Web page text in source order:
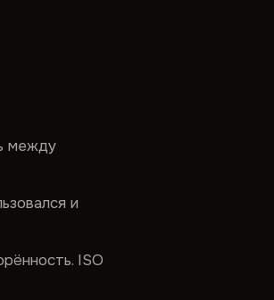
между
и
ISO